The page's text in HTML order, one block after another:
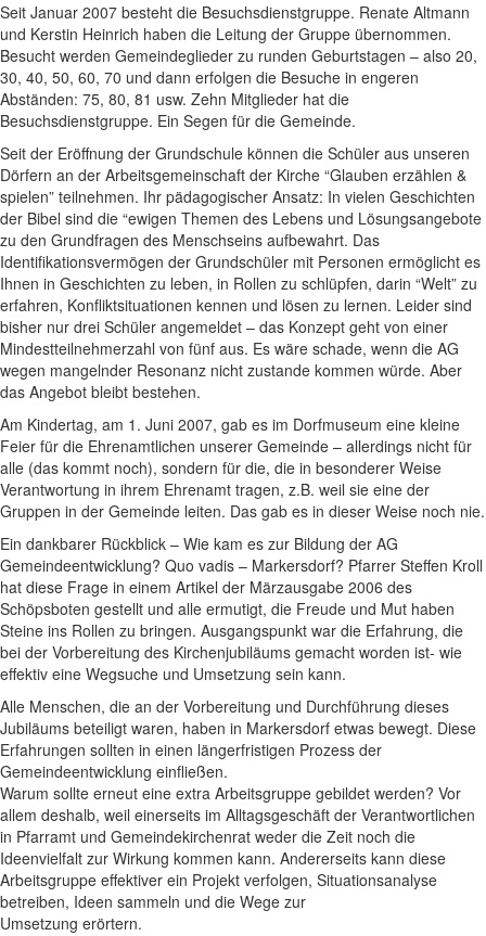
Seit Januar 2007 besteht die Besuchsdienstgruppe. Renate Altmann
und Kerstin Heinrich haben die Leitung der Gruppe übernommen.
Besucht werden Gemeindeglieder zu runden Geburtstagen – also 20,
30, 40, 50, 60, 70 und dann erfolgen die Besuche in engeren
Abständen: 75, 80, 81 usw. Zehn Mitglieder hat die
Besuchsdienstgruppe. Ein Segen für die Gemeinde.
Seit der Eröffnung der Grundschule können die Schüler aus unseren
Dörfern an der Arbeitsgemeinschaft der Kirche “Glauben erzählen &
spielen” teilnehmen. Ihr pädagogischer Ansatz: In vielen Geschichten
der Bibel sind die “ewigen Themen des Lebens und Lösungsangebote
zu den Grundfragen des Menschseins aufbewahrt. Das
Identifikationsvermögen der Grundschüler mit Personen ermöglicht es
Ihnen in Geschichten zu leben, in Rollen zu schlüpfen, darin “Welt” zu
erfahren, Konfliktsituationen kennen und lösen zu lernen. Leider sind
bisher nur drei Schüler angemeldet – das Konzept geht von einer
Mindestteilnehmerzahl von fünf aus. Es wäre schade, wenn die AG
wegen mangelnder Resonanz nicht zustande kommen würde. Aber
das Angebot bleibt bestehen.
Am Kindertag, am 1. Juni 2007, gab es im Dorfmuseum eine kleine
Feier für die Ehrenamtlichen unserer Gemeinde – allerdings nicht für
alle (das kommt noch), sondern für die, die in besonderer Weise
Verantwortung in ihrem Ehrenamt tragen, z.B. weil sie eine der
Gruppen in der Gemeinde leiten. Das gab es in dieser Weise noch nie.
Ein dankbarer Rückblick – Wie kam es zur Bildung der AG
Gemeindeentwicklung? Quo vadis – Markersdorf? Pfarrer Steffen Kroll
hat diese Frage in einem Artikel der Märzausgabe 2006 des
Schöpsboten gestellt und alle ermutigt, die Freude und Mut haben
Steine ins Rollen zu bringen. Ausgangspunkt war die Erfahrung, die
bei der Vorbereitung des Kirchenjubiläums gemacht worden ist- wie
effektiv eine Wegsuche und Umsetzung sein kann.
Alle Menschen, die an der Vorbereitung und Durchführung dieses
Jubiläums beteiligt waren, haben in Markersdorf etwas bewegt. Diese
Erfahrungen sollten in einen längerfristigen Prozess der
Gemeindeentwicklung einfließen.
Warum sollte erneut eine extra Arbeitsgruppe gebildet werden? Vor
allem deshalb, weil einerseits im Alltagsgeschäft der Verantwortlichen
in Pfarramt und Gemeindekirchenrat weder die Zeit noch die
Ideenvielfalt zur Wirkung kommen kann. Andererseits kann diese
Arbeitsgruppe effektiver ein Projekt verfolgen, Situationsanalyse
betreiben, Ideen sammeln und die Wege zur
Umsetzung erörtern.